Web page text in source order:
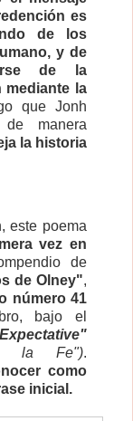
es
de los
y de
de la
mediante la
que Jonh
manera
la historia
este poema
vez en
de
de Olney",
número 41
bajo el
la Fe").
como
inicial.